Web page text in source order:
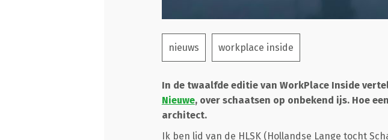
nieuws workplace inside
In de twaalfde editie van WorkPlace Inside
Nieuwe, over schaatsen op onbekend ijs. Hoe
architect.
Ik ben lid van de HLSK (Hollandse Lange tocht